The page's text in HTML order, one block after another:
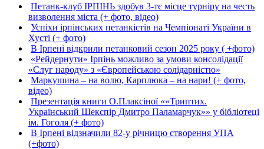
Петанк-клуб ІРПІНЬ здобув 3-тє місце турніру на честь
визволення міста (+ фото, відео)
Успіхи ірпінських петанкістів на Чемпіонаті України в
Хусті (+ фото)
В Ірпені відкрили петанковий сезон 2025 року ( +фото)
«Рейдернути» Ірпінь можливо за умови консолідації
«Слуг народу» з «Європейською солідарністю»
Маркушина – на волю, Карплюка – на нари! (+ фото,
відео)
Презентація книги О.Плаксіної ««Триптих.
Український Шекспір Дмитро Паламарчук»» у бібліотеці
ім. Гоголя (+ фото)
В Ірпені відзначили 82-у річницю створення УПА
(+фото)